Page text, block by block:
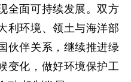
全面可持续发展。双方
利环境、领土与海洋部
伙伴关系，继续推进绿
变化，做好环境保护工